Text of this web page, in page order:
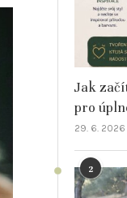
Jak
pro
29. 6. 2026
2